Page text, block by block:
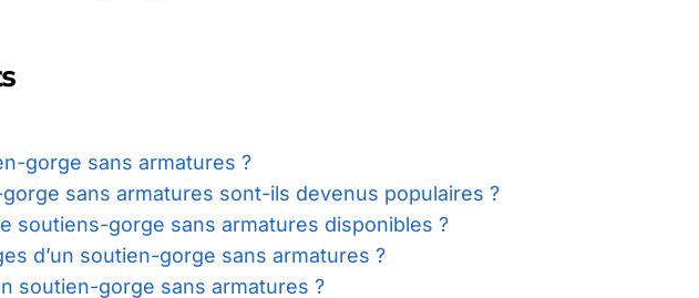
gorge sans armatures ?
sans armatures sont-ils devenus populaires ?
soutiens-gorge sans armatures disponibles ?
d’un soutien-gorge sans armatures ?
soutien-gorge sans armatures ?